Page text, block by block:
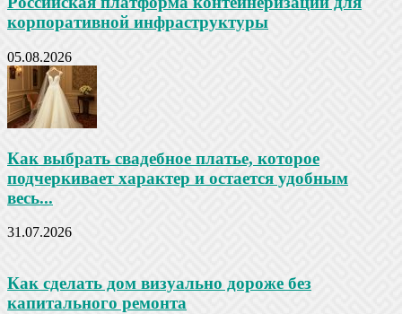
корпоративной инфраструктуры
05.08.2026
Как выбрать свадебное платье, которое
подчеркивает характер и остается удобным
весь...
31.07.2026
Как сделать дом визуально дороже без
капитального ремонта